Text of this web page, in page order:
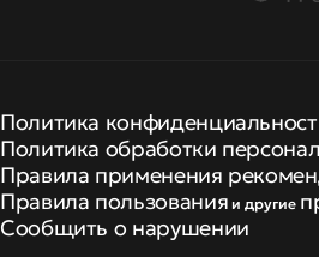
Политика
Политика обработки
Правила применения
Правила пользования и другие
Сообщить о нарушении